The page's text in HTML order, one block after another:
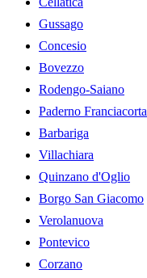
Gussago
Concesio
Bovezzo
Rodengo-Saiano
Paderno Franciacorta
Barbariga
Villachiara
Quinzano d'Oglio
Borgo San Giacomo
Verolanuova
Pontevico
Corzano